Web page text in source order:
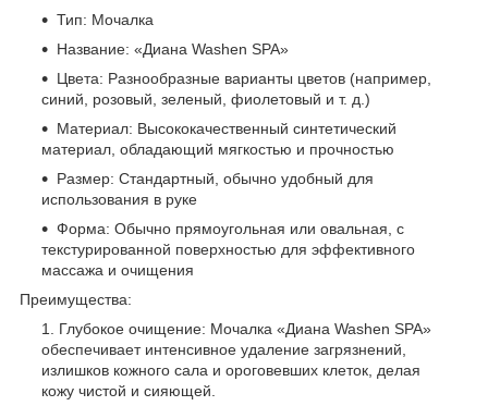
Тип: Мочалка
Название: «Диана Washen SPA»
Цвета: Разнообразные варианты цветов (например,
синий, розовый, зеленый, фиолетовый и т. д.)
Материал: Высококачественный синтетический
материал, обладающий мягкостью и прочностью
Размер: Стандартный, обычно удобный для
использования в руке
Форма: Обычно прямоугольная или овальная, с
текстурированной поверхностью для эффективного
массажа и очищения
Преимущества:
Глубокое очищение: Мочалка «Диана Washen SPA»
обеспечивает интенсивное удаление загрязнений,
излишков кожного сала и ороговевших клеток, делая
кожу чистой и сияющей.